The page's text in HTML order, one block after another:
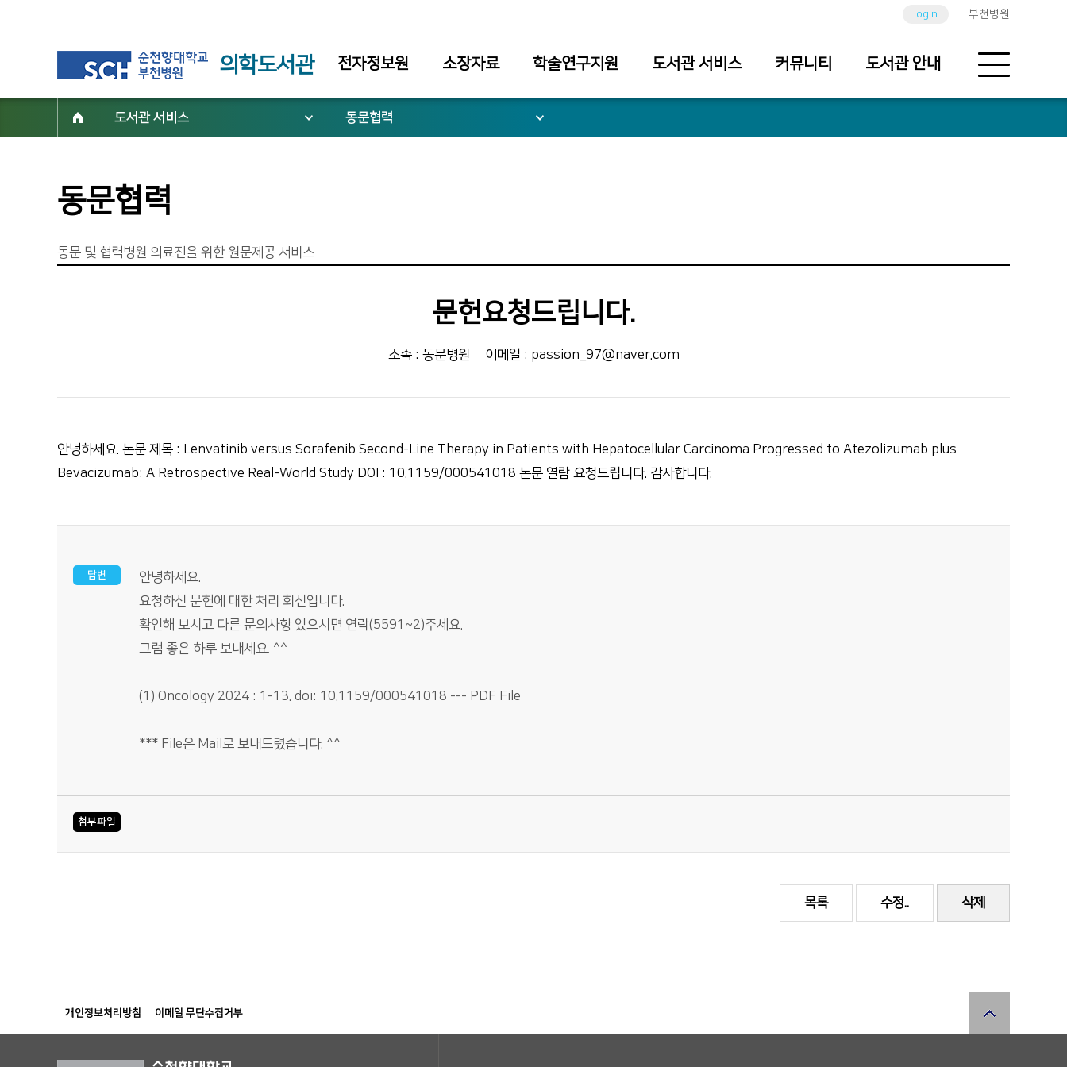
의학도서관
login 부천병원
전자정보원 소장자료 학술연구지원 도서관 서비스 커뮤니티 도서관 안내
도서관 서비스 동문협력
동문협력
동문 및 협력병원 의료진을 위한 원문제공 서비스
문헌요청드립니다.
소속 : 동문병원 이메일 : passion_97@naver.com
안녕하세요. 논문 제목 : Lenvatinib versus Sorafenib Second-Line Therapy in Patients with Hepatocellular Carcinoma Progressed to Atezolizumab plus
Bevacizumab: A Retrospective Real-World Study DOI : 10.1159/000541018 논문 열람 요청드립니다. 감사합니다.
답변
안녕하세요.
요청하신 문헌에 대한 처리 회신입니다.
확인해 보시고 다른 문의사항 있으시면 연락(5591~2)주세요.
그럼 좋은 하루 보내세요. ^^
(1) Oncology 2024 : 1-13. doi: 10.1159/000541018 --- PDF File
*** File은 Mail로 보내드렸습니다. ^^
첨부파일
목록 수정.. 삭제
개인정보처리방침 이메일 무단수집거부